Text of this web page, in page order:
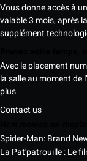
Vous donne accès à
valable 3 mois, après
supplément
Avec le placement
la salle au moment de
plus
Contact us
Spider-Man: Brand
La Pat'patrouille : Le